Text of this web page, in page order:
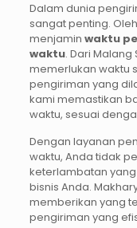
Dalam dunia
sangat penting.
menjamin waktu
waktu. Dari
memerlukan waktu
pengiriman yang
kami memastikan
waktu, sesuai
Dengan layanan
waktu, Anda tidak
keterlambatan
bisnis Anda.
memberikan yang
pengiriman yang